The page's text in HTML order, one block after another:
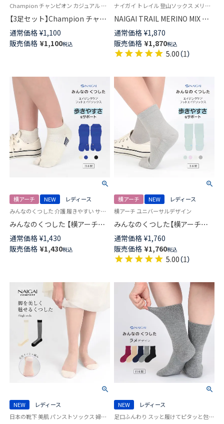
Champion チャンピオン カジュアル 女性 男性 靴下
【3足セット】Champion チャン
ピオン Cマークロゴ 消臭糸使用
足底パイル アーチサポート シ
ョート丈 ソックス メンズ レデ
通常価格 ¥1,100
販売価格 ¥1,100税込
ナイガイ トレイル 登山ソックス メリノウール混 送料無料 ユニセックス
NAIGAI TRAIL MERINO MIX メ
リノウール18％ 5本指 スポーツ
ソックス アーチフィットサポー
ト メッシュ＆足底滑り止め付
ショート丈 メンズ レディース
通常価格 ¥1,870
販売価格 ¥1,870税込
5.00（1）
横アーチ NEW
レディース
みんなのくつした 介護 履きやすい サポート ユニバーサルデザイン
みんなのくつした 【横アーチサ
ポートソックス】 足袋 ショート
丈 エイジングケア フットエイ
ドソックス 日本製 03150028
通常価格 ¥1,430
販売価格 ¥1,430税込
横アーチ NEW
レディース
横アーチ ユニバーサルデザイン
みんなのくつした【横アーチサ
ポート】消臭 サスティナブル ク
ルー丈 エイジングケア フット
エイド ソックス 日本製
03150026
通常価格 ¥1,760
販売価格 ¥1,760税込
5.00（1）
NEW
レディース
日本の靴下 美肌 パンストソックス 婦人 足裏メッシュで通気性◎
NEW
レディース
足口ふんわり スッと履けてピタッと包む 履きやすい ユニバーサルデザイン